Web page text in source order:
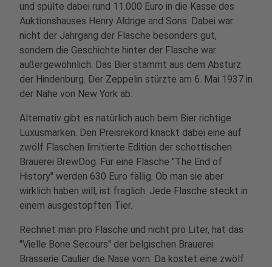
und spülte dabei rund 11.000 Euro in die Kasse des
Auktionshauses Henry Aldrige and Sons. Dabei war
nicht der Jahrgang der Flasche besonders gut,
sondern die Geschichte hinter der Flasche war
außergewöhnlich. Das Bier stammt aus dem Absturz
der Hindenburg. Der Zeppelin stürzte am 6. Mai 1937 in
der Nähe von New York ab.
Alternativ gibt es natürlich auch beim Bier richtige
Luxusmarken. Den Preisrekord knackt dabei eine auf
zwölf Flaschen limitierte Edition der schottischen
Brauerei BrewDog. Für eine Flasche "The End of
History" werden 630 Euro fällig. Ob man sie aber
wirklich haben will, ist fraglich. Jede Flasche steckt in
einem ausgestopften Tier.
Rechnet man pro Flasche und nicht pro Liter, hat das
"Vielle Bone Secours" der belgischen Brauerei
Brasserie Caulier die Nase vorn. Da kostet eine zwölf